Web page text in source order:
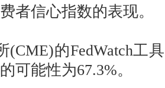
者信心指数的表现。
的FedWatch工
可能性为67.3%。